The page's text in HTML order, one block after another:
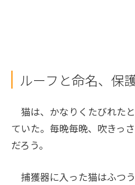
ルーフと命名、保
猫は、かなりくたびれた
ていた。毎晩毎晩、吹きっ
だろう。
捕獲器に入った猫はふつ